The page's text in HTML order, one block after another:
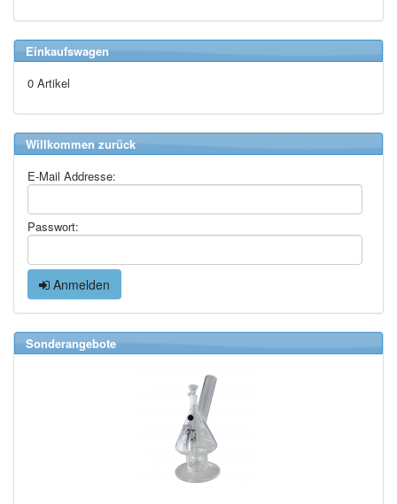
Einkaufswagen
0 Artikel
Willkommen zurück
E-Mail Addresse:
Passwort:
Anmelden
Sonderangebote